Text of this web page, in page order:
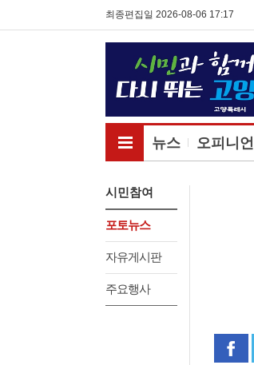
최종편집일 2026-08-06 17:17
뉴스 오피니언
전체메뉴보기
시민참여
포토뉴스
자유게시판
주요행사